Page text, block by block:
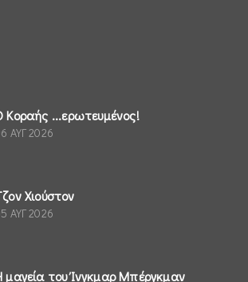
Κοραής ...ερωτευμένος!
ΑΥΓ 2026
Χιούστον
ΑΥΓ 2026
μαγεία του Ίνγκμαρ Μπέργκμαν